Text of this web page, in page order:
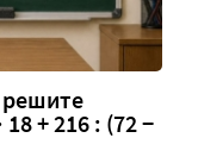
+ 216 : (72 −